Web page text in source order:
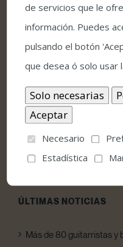
INFORMACIÓN
Política de Cookies
Aviso Legal
Política de privacidad
Condiciones de venta y
Declaración de accesibilidad
ÚLTIMAS NOTICIAS
Más de 80 guitarristas y
de servicios que le
información. Puedes
pulsando el botón
que desea ó solo usar
Necesario
Estadística